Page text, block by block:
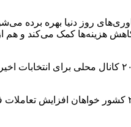
روز دنیا بهره برده
جبلی در ادامه با تاکید بر گستردگی زیرساخت‌های فنی صداوسیما و اشاره به ۷۰۰۰ فرستنده،
رئیس صداوسیما در پایان از برنامه‌های آینده برای راه‌اندازی دفتر نمایندگی در دوشنبه و تولید